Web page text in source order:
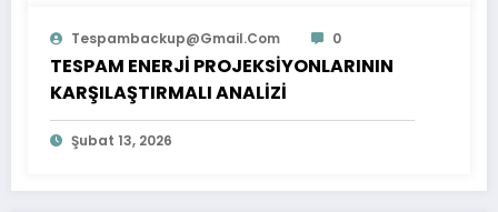
Tespambackup@gmail.com 0
TESPAM ENERJİ PROJEKSİYONLARININ
KARŞILAŞTIRMALI ANALİZİ
Şubat 13, 2026